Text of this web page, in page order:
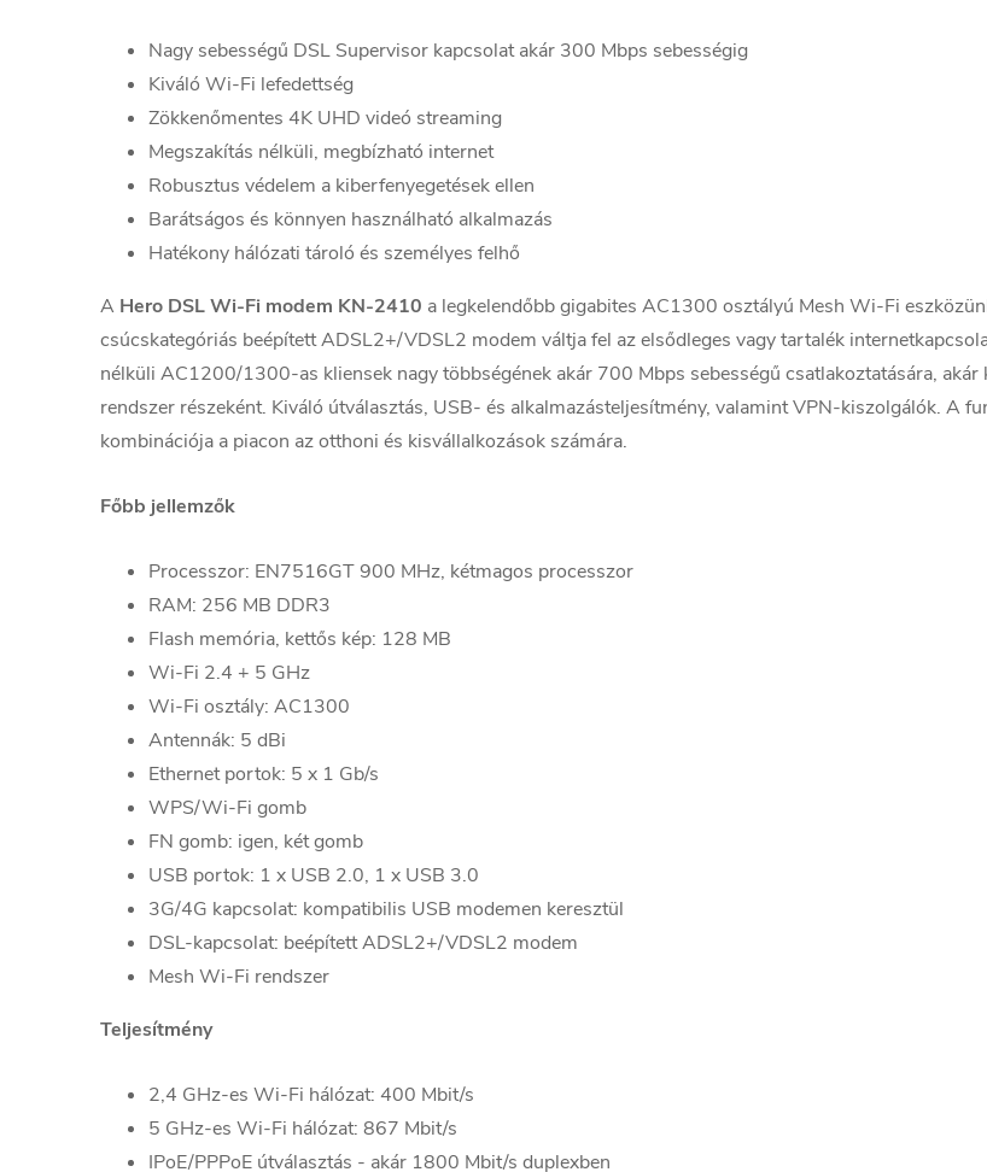
Nagy sebességű DSL Supervisor kapcsolat akár 300 Mbps sebességig
Kiváló Wi-Fi lefedettség
Zökkenőmentes 4K UHD videó streaming
Megszakítás nélküli, megbízható internet
Robusztus védelem a kiberfenyegetések ellen
Barátságos és könnyen használható alkalmazás
Hatékony hálózati tároló és személyes felhő
A Hero DSL Wi-Fi modem KN-2410 a legkelendőbb gigabites AC1300 osztályú Mesh Wi-Fi
csúcskategóriás beépített ADSL2+/VDSL2 modem váltja fel az elsődleges vagy tartalék
nélküli AC1200/1300-as kliensek nagy többségének akár 700 Mbps sebességű csatlakoztatására,
rendszer részeként. Kiváló útválasztás, USB- és alkalmazásteljesítmény, valamint VPN-kiszolgálók. A
kombinációja a piacon az otthoni és kisvállalkozások számára.
Főbb jellemzők
Processzor: EN7516GT 900 MHz, kétmagos processzor
RAM: 256 MB DDR3
Flash memória, kettős kép: 128 MB
Wi-Fi 2.4 + 5 GHz
Wi-Fi osztály: AC1300
Antennák: 5 dBi
Ethernet portok: 5 x 1 Gb/s
WPS/Wi-Fi gomb
FN gomb: igen, két gomb
USB portok: 1 x USB 2.0, 1 x USB 3.0
3G/4G kapcsolat: kompatibilis USB modemen keresztül
DSL-kapcsolat: beépített ADSL2+/VDSL2 modem
Mesh Wi-Fi rendszer
Teljesítmény
2,4 GHz-es Wi-Fi hálózat: 400 Mbit/s
5 GHz-es Wi-Fi hálózat: 867 Mbit/s
IPoE/PPPoE útválasztás - akár 1800 Mbit/s duplexben